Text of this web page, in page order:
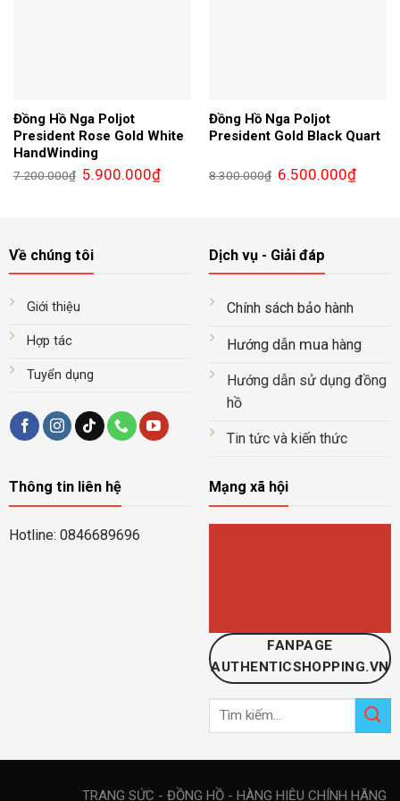
Đồng Hồ Nga Poljot
President Rose Gold White
HandWinding
7.200.000₫ Giá
gốc
5.900.000₫Giá
hiện
Đồng Hồ Nga Poljot
President Gold Black Quart
8.300.000₫ Giá
gốc
6.500.000₫Giá
hiện
Về chúng tôi
Giới thiệu
Hợp tác
Tuyển dụng
Dịch vụ - Giải đáp
Chính sách bảo hành
Hướng dẫn muahàng
Hướng dẫn sử dụng đồng
hồ
Tin tức và kiến thức
Thông tin liên hệ
Hotline: 0846689696
Mạng xã hội
FANPAGE
AUTHENTICSHOPPING.VN
Tìm
TRANG SỨC - ĐỒNG HỒ - HÀNG HIỆU CHÍNH HÃNG